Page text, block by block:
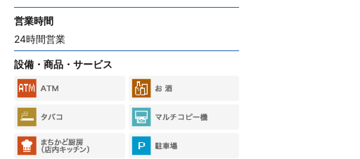
営業時間
24時間営業
設備・商品・サービス